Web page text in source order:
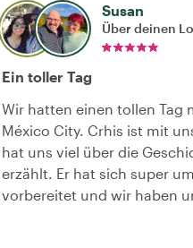
Susan
Über deinen
Ein toller Tag
Wir hatten einen tollen Tag
México City. Crhis ist mit
hat uns viel über die
erzählt. Er hat sich super
vorbereitet und wir haben